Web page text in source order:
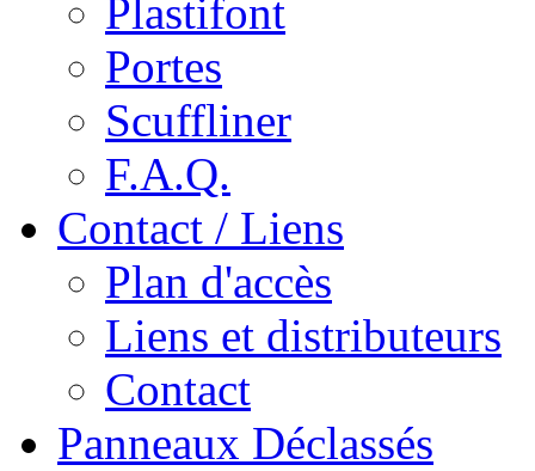
Plastifont
Portes
Scuffliner
F.A.Q.
Contact / Liens
Plan d'accès
Liens et distributeurs
Contact
Panneaux Déclassés